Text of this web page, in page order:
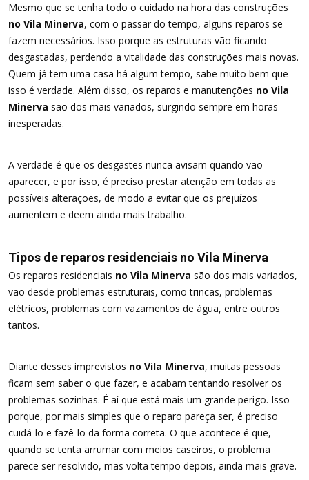
Mesmo que se tenha todo o cuidado na hora das construções
no Vila Minerva, com o passar do tempo, alguns reparos se
fazem necessários. Isso porque as estruturas vão ficando
desgastadas, perdendo a vitalidade das construções mais novas.
Quem já tem uma casa há algum tempo, sabe muito bem que
isso é verdade. Além disso, os reparos e manutenções no Vila
Minerva são dos mais variados, surgindo sempre em horas
inesperadas.
A verdade é que os desgastes nunca avisam quando vão
aparecer, e por isso, é preciso prestar atenção em todas as
possíveis alterações, de modo a evitar que os prejuízos
aumentem e deem ainda mais trabalho.
Tipos de reparos residenciais no Vila Minerva
Os reparos residenciais no Vila Minerva são dos mais variados,
vão desde problemas estruturais, como trincas, problemas
elétricos, problemas com vazamentos de água, entre outros
tantos.
Diante desses imprevistos no Vila Minerva, muitas pessoas
ficam sem saber o que fazer, e acabam tentando resolver os
problemas sozinhas. É aí que está mais um grande perigo. Isso
porque, por mais simples que o reparo pareça ser, é preciso
cuidá-lo e fazê-lo da forma correta. O que acontece é que,
quando se tenta arrumar com meios caseiros, o problema
parece ser resolvido, mas volta tempo depois, ainda mais grave.